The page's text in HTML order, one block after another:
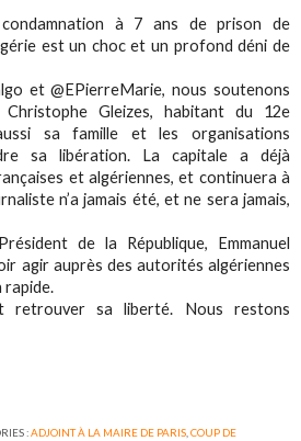
à 7 ans de prison de
est un choc et un profond déni de
et @EPierreMarie, nous soutenons
Gleizes, habitant du 12e
sa famille et les organisations
sa libération. La capitale a déjà
et algériennes, et continuera à
n’a jamais été, et ne sera jamais,
de la République, Emmanuel
agir auprès des autorités algériennes
rapide.
retrouver sa liberté. Nous restons
:ADJOINT À LA MAIRE DE PARIS, COUP DE